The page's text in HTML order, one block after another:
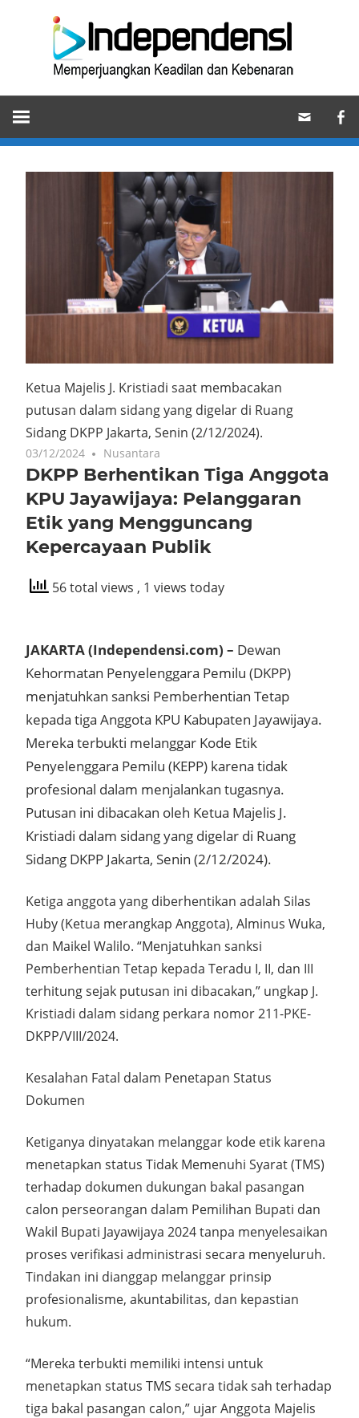
Memperjuangkan
Keadilan
dan
Kebenaran
Ketua Majelis J. Kristiadi saat membacakan
putusan dalam sidang yang digelar di Ruang
Sidang DKPP Jakarta, Senin (2/12/2024).
03/12/2024 Nusantara
DKPP Berhentikan Tiga Anggota
KPU Jayawijaya: Pelanggaran
Etik yang Mengguncang
Kepercayaan Publik
56 total views , 1 views today
JAKARTA (Independensi.com) – Dewan
Kehormatan Penyelenggara Pemilu (DKPP)
menjatuhkan sanksi Pemberhentian Tetap
kepada tiga Anggota KPU Kabupaten Jayawijaya.
Mereka terbukti melanggar Kode Etik
Penyelenggara Pemilu (KEPP) karena tidak
profesional dalam menjalankan tugasnya.
Putusan ini dibacakan oleh Ketua Majelis J.
Kristiadi dalam sidang yang digelar di Ruang
Sidang DKPP Jakarta, Senin (2/12/2024).
Ketiga anggota yang diberhentikan adalah Silas
Huby (Ketua merangkap Anggota), Alminus Wuka,
dan Maikel Walilo. “Menjatuhkan sanksi
Pemberhentian Tetap kepada Teradu I, II, dan III
terhitung sejak putusan ini dibacakan,” ungkap J.
Kristiadi dalam sidang perkara nomor 211-PKE-
DKPP/VIII/2024.
Kesalahan Fatal dalam Penetapan Status
Dokumen
Ketiganya dinyatakan melanggar kode etik karena
menetapkan status Tidak Memenuhi Syarat (TMS)
terhadap dokumen dukungan bakal pasangan
calon perseorangan dalam Pemilihan Bupati dan
Wakil Bupati Jayawijaya 2024 tanpa menyelesaikan
proses verifikasi administrasi secara menyeluruh.
Tindakan ini dianggap melanggar prinsip
profesionalisme, akuntabilitas, dan kepastian
hukum.
“Mereka terbukti memiliki intensi untuk
menetapkan status TMS secara tidak sah terhadap
tiga bakal pasangan calon,” ujar Anggota Majelis